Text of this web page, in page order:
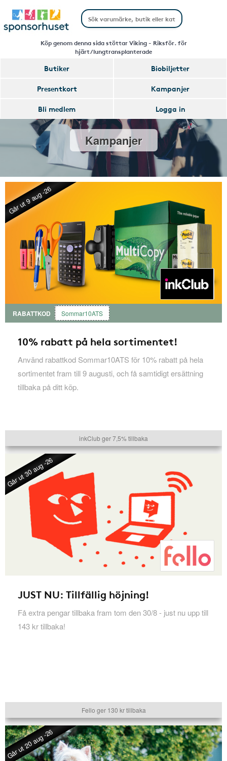
Köp genom denna sida stöttar Viking - Riksför. för
hjärt/lungtransplanterade
Butiker
Biobiljetter
Presentkort
Kampanjer
Bli medlem
Logga in
Kampanjer
Går ut 9 aug -26
RABATTKOD Sommar10ATS
10% rabatt på hela sortimentet!
Använd rabattkod Sommar10ATS för 10% rabatt på hela
sortimentet fram till 9 augusti, och få samtidigt ersättning
tillbaka på ditt köp.
inkClub ger 7,5% tillbaka
Går ut 30 aug -26
JUST NU: Tillfällig höjning!
Få extra pengar tillbaka fram tom den 30/8 - just nu upp till
143 kr tillbaka!
Fello ger 130 kr tillbaka
Går ut 20 aug -26